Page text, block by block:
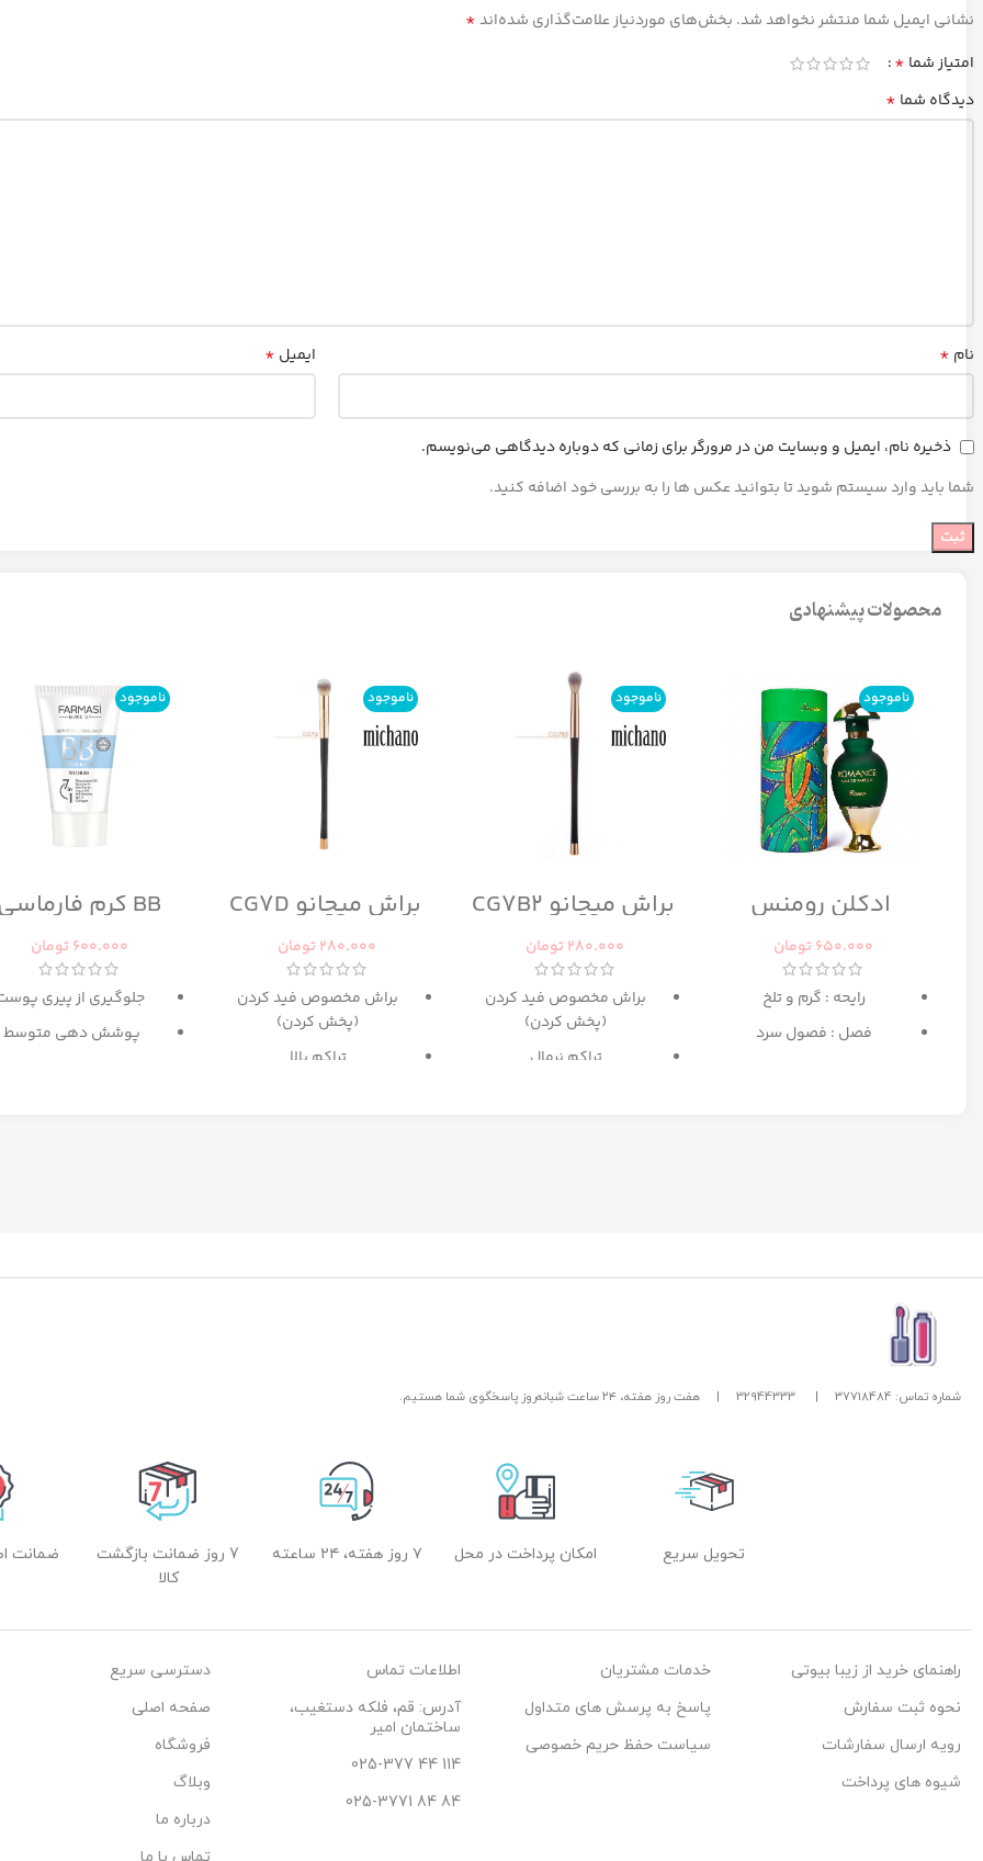
نشانی ایمیل شما منتشر نخواهد شد. بخش‌های موردنیاز علامت‌گذاری شده‌اند*
امتیاز شما *
دیدگاه شما *
نام * ایمیل *
ذخیره نام، ایمیل و وبسایت من در مرورگر برای زمانی که دوباره دیدگاهی می‌نویسم.
شما باید وارد سیستم شوید تا بتوانید عکس ها را به بررسی خود اضافه کنید.
محصولات پیشنهادی
ناموجود
ادکلن رومنس
رومانس زنانه رصاصی
650.000 تومان
رایحه : گرم و تلخ
فصل : فصول سرد
ناموجود
براش میچانو CG7B2
280.000 تومان
براش مخصوص فید کردن
(پخش کردن)
تراکم نرمال
ناموجود
براش میچانو CG7D
280.000 تومان
براش مخصوص فید کردن
(پخش کردن)
تراکم بالا
ناموجود
BB کرم فارماسی
600.000 تومان
جلوگیری از پیری
پوشش دهی متوسط
مرطوب کننده
شماره تماس: 37718484 |
32944333
| هفت روز هفته، ۲۴ ساعت شبانه‌روز پاسخگوی شما هستیم.
تحویل سریع امکان پرداخت در محل ۷ روز هفته، ۲۴ ساعته
7 روز ضمانت بازگشت
کالا
ضمانت
راهنمای خرید از زیبا بیوتی
نحوه ثبت سفارش
رویه ارسال سفارشات
شیوه های پرداخت
خدمات مشتریان
پاسخ به پرسش های متداول
سیاست حفظ حریم خصوصی
اطلاعات تماس
آدرس: قم، فلکه دستغیب،
ساختمان امیر
114 44 025-377
84 84 025-3771
دسترسی سریع
صفحه اصلی
فروشگاه
وبلاگ
درباره ما